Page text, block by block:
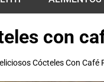
con
Cócteles Con Café